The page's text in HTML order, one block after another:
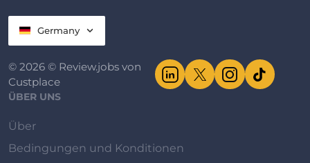
Germany
© 2026 © Review.jobs von
Custplace
ÜBER UNS
Über
Bedingungen und Konditionen